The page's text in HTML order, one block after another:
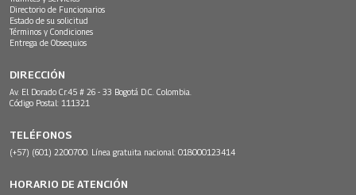
Directorio de Funcionarios
Estado de su solicitud
Términos y Condiciones
Entrega de Obsequios
DIRECCIÓN
Av. El Dorado Cr.45 # 26 - 33 Bogotá D.C. Colombia.
Código Postal: 111321
TELÉFONOS
(+57) (601) 2200700. Línea gratuita nacional: 018000123414
HORARIO DE ATENCIÓN